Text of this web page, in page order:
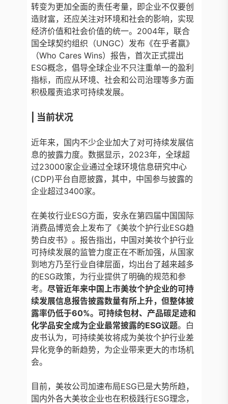
转变为更加全面的责任考量，即企业不仅要创
造财富，还应关注对环境和社会的影响，实现
经济价值和社会价值的统一。2004年，联合
国全球契约组织（UNGC）发布《在乎者赢》
（Who Cares Wins）报告，首次正式提出
ESG概念，倡导全球企业不只注重单一的盈利
指标，而应从环境、社会和公司治理等多方面
积极履责追求可持续发展。
当前状况
近年来，国内不少企业加大了对可持续发展信
息的披露力度。数据显示，2023年，全球超
过23000家企业通过全球环境信息研究中心
(CDP)平台自愿披露，其中，中国参与披露的
企业超过3400家。
在美妆行业ESG方面，安永在第四届中国国际
消费品博览会上发布了《美妆个护行业ESG趋
势白皮书》。报告指出，中国对美妆个护行业
可持续发展的监管力度正在不断加强，从国家
到地方乃至行业自律层面，均出台了越来越多
的ESG政策，为行业提供了明确的规范和参
考。 尽管近年来中国上市美妆个护企业的可持
续发展信息报告披露数量有所上升，但整体披
露率仍低于60%。可持续包材、产品碳足迹和
化学品安全成为企业最常披露的ESG议题。白
皮书认为，可持续美妆将成为美妆个护行业差
异化竞争的新趋势，为企业带来更大的市场机
会。
目前，美妆公司加速布局ESG已是大势所趋，
国内外各大美妆企业也在积极践行ESG理念，